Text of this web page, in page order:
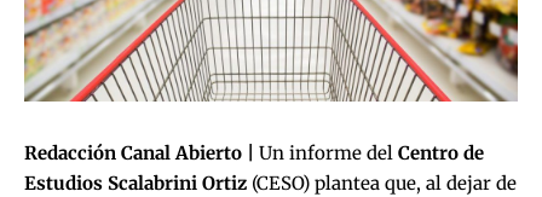
Redacción Canal Abierto | Un informe del Centro de
Estudios Scalabrini Ortiz (CESO) plantea que, al dejar de